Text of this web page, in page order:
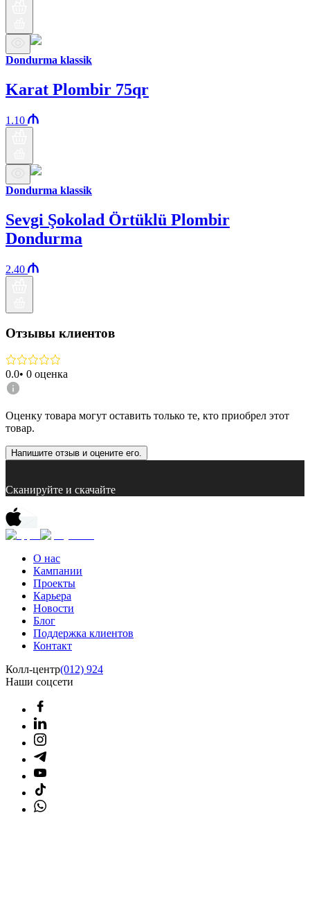
Dondurma klassik
Karat Plombir 75qr
1.10
Dondurma klassik
Sevgi Şokolad Örtüklü Plombir
Dondurma
2.40
Отзывы клиентов
0.0• 0 оценка
Оценку товара могут оставить только те, кто приобрел этот
товар.
Напишите отзыв и оцените его.
Сканируйте и скачайте
О нас
Кампании
Проекты
Карьера
Новости
Блог
Поддержка клиентов
Контакт
Колл-центр(012) 924
Наши соцсети